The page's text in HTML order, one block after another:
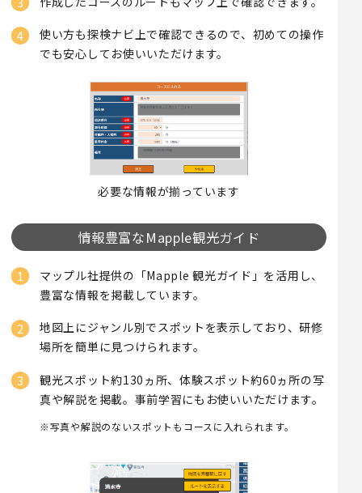
使い方も探検ナビ上で確認できるので、初めての操作
でも安心してお使いいただけます。
必要な情報が揃っています
情報豊富なMapple観光ガイド
マップル社提供の「Mapple 観光ガイド」を活用し、
豊富な情報を掲載しています。
地図上にジャンル別でスポットを表示しており、研修
場所を簡単に見つけられます。
観光スポット約130ヵ所、体験スポット約60ヵ所の写
真や解説を掲載。事前学習にもお使いいただけます。
写真や解説のないスポットもコースに入れられます。